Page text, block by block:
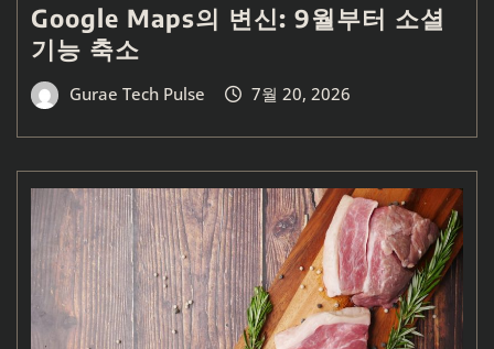
Google Maps의 변신: 9월부터 소셜
기능 축소
Gurae Tech Pulse 7월 20, 2026